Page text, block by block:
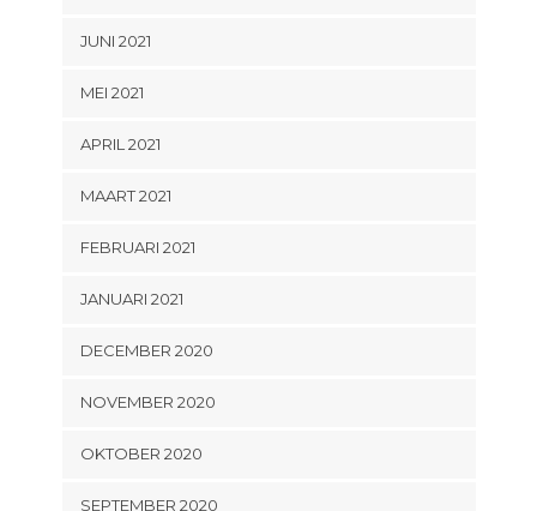
JUNI 2021
MEI 2021
APRIL 2021
MAART 2021
FEBRUARI 2021
JANUARI 2021
DECEMBER 2020
NOVEMBER 2020
OKTOBER 2020
SEPTEMBER 2020